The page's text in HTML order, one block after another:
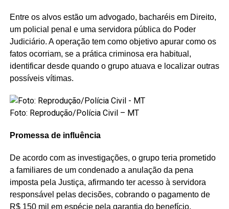
Entre os alvos estão um advogado, bacharéis em Direito,
um policial penal e uma servidora pública do Poder
Judiciário. A operação tem como objetivo apurar como os
fatos ocorriam, se a prática criminosa era habitual,
identificar desde quando o grupo atuava e localizar outras
possíveis vítimas.
Foto: Reprodução/Polícia Civil – MT
Promessa de influência
De acordo com as investigações, o grupo teria prometido
a familiares de um condenado a anulação da pena
imposta pela Justiça, afirmando ter acesso à servidora
responsável pelas decisões, cobrando o pagamento de
R$ 150 mil em espécie pela garantia do benefício.